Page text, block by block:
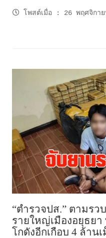
โพสต์เมื่อ : 26 พฤศจิกา
“ตำรวจปส.” ตามรว
รายใหญ่เมืองอยุธย
โกดังอีกเกือบ 4 ล้านเ